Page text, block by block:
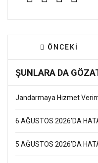
ÖNCEKI
ÖNCEKI
ŞUNLARA DA
Jandarmaya Hizmet
6 AĞUSTOS 2026’DA
5 AĞUSTOS 2026’DA